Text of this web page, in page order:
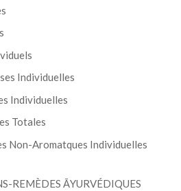
Individuelles
Individuelles
Totales
Non-Aromatques Individuelles
REMÈDES ĀYURVÉDIQUES